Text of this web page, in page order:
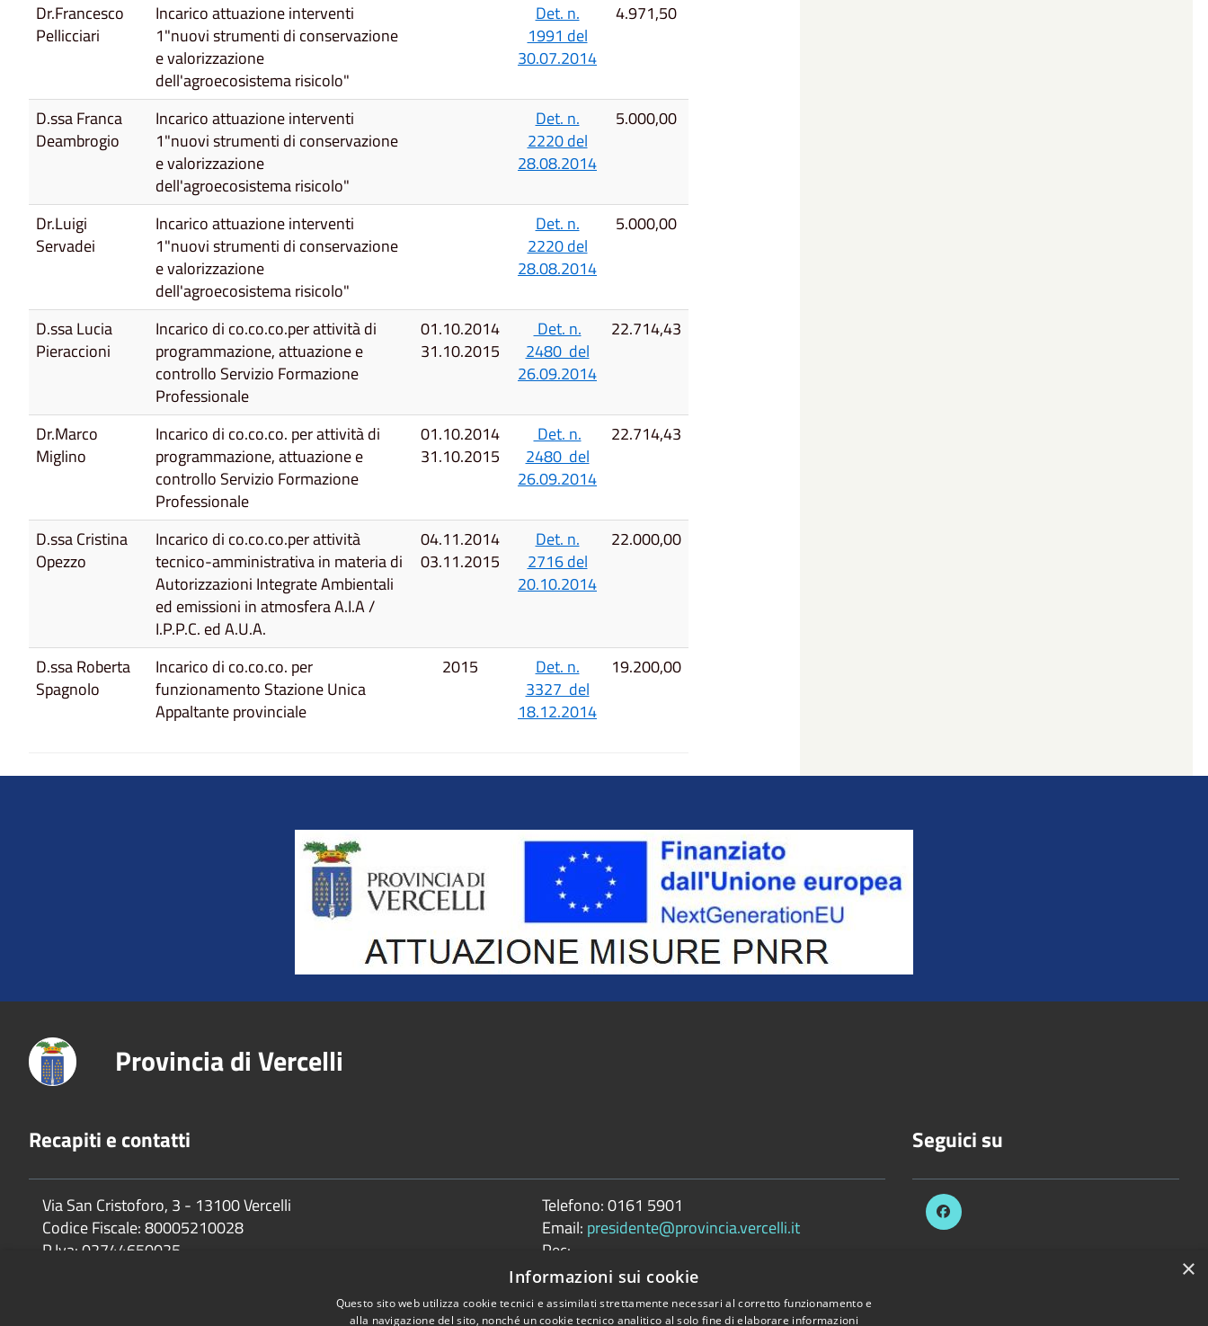
Dr.Francesco
Pellicciari
Incarico attuazione interventi
1"nuovi strumenti di conservazione
e valorizzazione
dell'agroecosistema risicolo"
Det. n.
1991 del
30.07.2014
4.971,50
D.ssa Franca
Deambrogio
Incarico attuazione interventi
1"nuovi strumenti di conservazione
e valorizzazione
dell'agroecosistema risicolo"
Det. n.
2220 del
28.08.2014
5.000,00
Dr.Luigi
Servadei
Incarico attuazione interventi
1"nuovi strumenti di conservazione
e valorizzazione
dell'agroecosistema risicolo"
Det. n.
2220 del
28.08.2014
5.000,00
D.ssa Lucia
Pieraccioni
Incarico di co.co.co.per attività di
programmazione, attuazione e
controllo Servizio Formazione
Professionale
01.10.2014
31.10.2015
Det. n.
2480 del
26.09.2014
22.714,43
Dr.Marco
Miglino
Incarico di co.co.co. per attività di
programmazione, attuazione e
controllo Servizio Formazione
Professionale
01.10.2014
31.10.2015
Det. n.
2480 del
26.09.2014
22.714,43
D.ssa Cristina
Opezzo
Incarico di co.co.co.per attività
tecnico-amministrativa in materia di
Autorizzazioni Integrate Ambientali
ed emissioni in atmosfera A.I.A /
I.P.P.C. ed A.U.A.
04.11.2014
03.11.2015
Det. n.
2716 del
20.10.2014
22.000,00
D.ssa Roberta
Spagnolo
Incarico di co.co.co. per
funzionamento Stazione Unica
Appaltante provinciale
2015
Det. n.
3327 del
18.12.2014
19.200,00
Title
Provincia di Vercelli
Recapiti e contatti
Via San Cristoforo, 3 - 13100 Vercelli
Codice Fiscale:80005210028
P.Iva:02744650025
Telefono:0161 5901
Email: presidente@provincia.vercelli.it
Pec:
presidenza.provincia@cert.provincia.vercelli.it
Seguici su
×
Informazioni sui cookie
Questo sito web utilizza cookie tecnici e assimilati strettamente necessari al corretto funzionamento e
alla navigazione del sito, nonché un cookie tecnico analitico al solo fine di elaborare informazioni